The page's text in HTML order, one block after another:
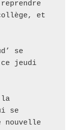
et
se
jeudi
la
se
nouvelle